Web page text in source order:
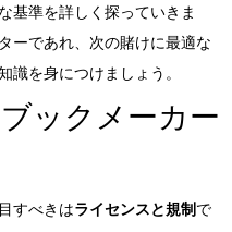
基準を詳しく探っていきま
ーであれ、次の賭けに最適な
識を身につけましょう。
ックメーカー
すべきはライセンスと規制 で